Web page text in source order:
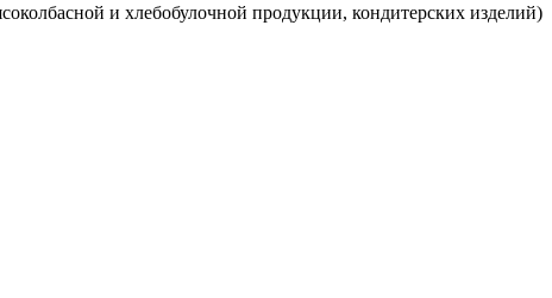
и хлебобулочной продукции, кондитерских изделий)